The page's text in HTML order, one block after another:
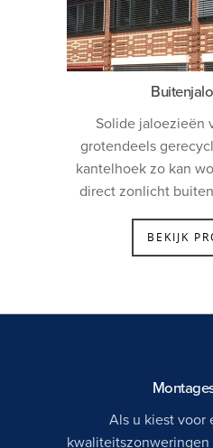
Solide jaloezieën
grotendeels
kantelhoek zo kan
direct zonlicht
BEKIJK
Als u kiest voor